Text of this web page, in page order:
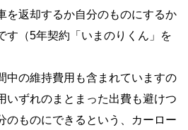
を返却するか自分のものにするか
す（5年契約「いまのりくん」を
中の維持費用も含まれていますの
いずれのまとまった出費も避けつ
のものにできるという、カーロー